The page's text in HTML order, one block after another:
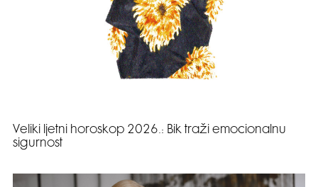
Veliki ljetni horoskop 2026.: Bik traži emocionalnu
sigurnost